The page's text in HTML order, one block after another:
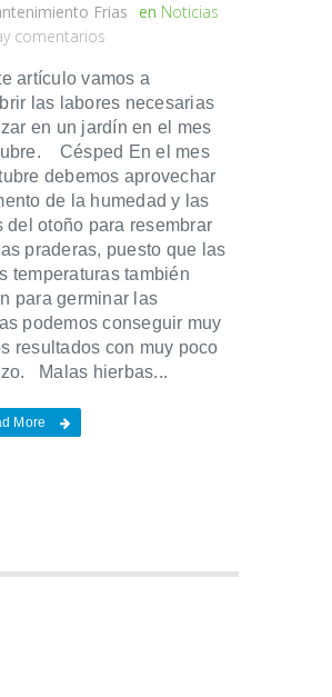
Frias en Noticias
comentarios
artículo vamos a
las labores necesarias
en un jardín en el mes
Césped En el mes
debemos aprovechar
de la humedad y las
del otoño para resembrar
praderas, puesto que las
temperaturas también
para germinar las
podemos conseguir muy
resultados con muy poco
Malas hierbas...
More